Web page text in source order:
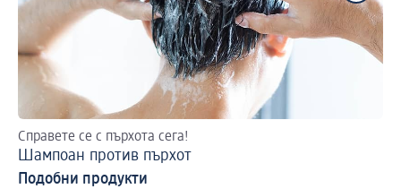
Справете се с пърхота сега!
Шампоан против пърхот
Подобни продукти